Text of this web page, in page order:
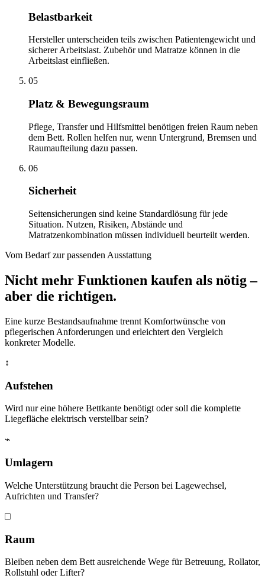
Belastbarkeit
Hersteller unterscheiden teils zwischen Patientengewicht und
sicherer Arbeitslast. Zubehör und Matratze können in die
Arbeitslast einfließen.
05
Platz & Bewegungsraum
Pflege, Transfer und Hilfsmittel benötigen freien Raum neben
dem Bett. Rollen helfen nur, wenn Untergrund, Bremsen und
Raumaufteilung dazu passen.
06
Sicherheit
Seitensicherungen sind keine Standardlösung für jede
Situation. Nutzen, Risiken, Abstände und
Matratzenkombination müssen individuell beurteilt werden.
Vom Bedarf zur passenden Ausstattung
Nicht mehr Funktionen kaufen als nötig –
aber die richtigen.
Eine kurze Bestandsaufnahme trennt Komfortwünsche von
pflegerischen Anforderungen und erleichtert den Vergleich
konkreter Modelle.
↕
Aufstehen
Wird nur eine höhere Bettkante benötigt oder soll die komplette
Liegefläche elektrisch verstellbar sein?
⌁
Umlagern
Welche Unterstützung braucht die Person bei Lagewechsel,
Aufrichten und Transfer?
□
Raum
Bleiben neben dem Bett ausreichende Wege für Betreuung, Rollator,
Rollstuhl oder Lifter?